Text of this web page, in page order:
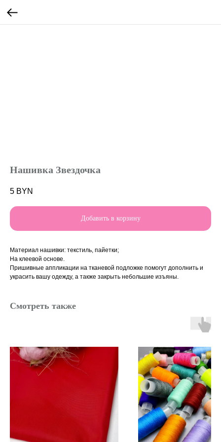
Нашивка Звездочка
5 BYN
Добавить в корзину
Материал нашивки: текстиль, пайетки;
На клеевой основе.
Пришивные аппликации на тканевой подложке помогут дополнить и
украсить вашу одежду, а также закрыть небольшие изъяны.
Смотреть также